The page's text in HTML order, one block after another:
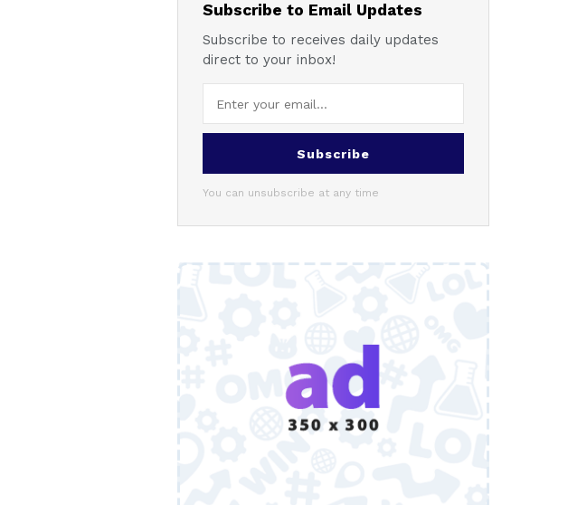
Subscribe to Email Updates
Subscribe to receives daily updates
direct to your inbox!
Subscribe
You can unsubscribe at any time